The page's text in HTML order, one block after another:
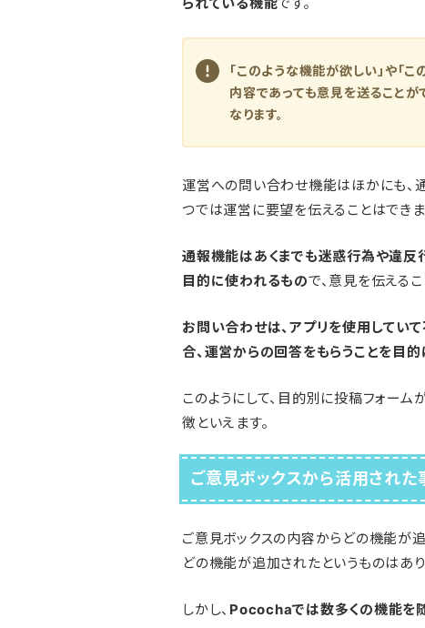
「このような機能が欲しい」や「
内容であっても意見を送ること
なります。
運営への問い合わせ機能はほかにも、
つでは運営に要望を伝えることはできま
通報機能はあくまでも迷惑行為や違反
目的に使われるもので、意見を伝える
お問い合わせは、アプリを使用してい
合、運営からの回答をもらうことを目
このようにして、目的別に投稿フォー
徴といえます。
ご意見ボックスから活用された
ご意見ボックスの内容からどの機能が
どの機能が追加されたというものはあり
しかし、 Pocochaでは数多くの機能を随